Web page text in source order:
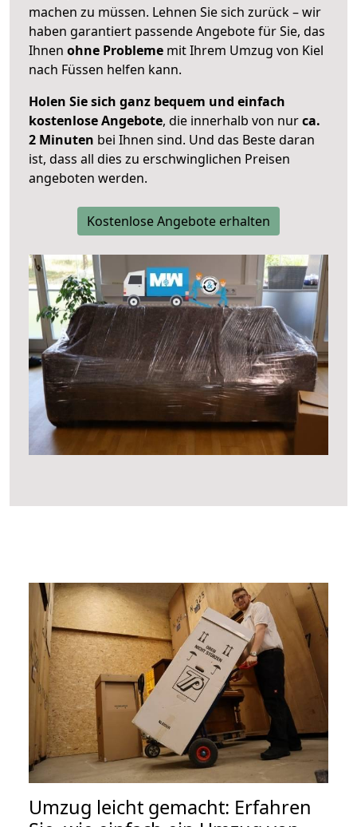
machen zu müssen. Lehnen Sie sich zurück – wir
haben garantiert passende Angebote für Sie, das
Ihnen ohne Probleme mit Ihrem Umzug von Kiel
nach Füssen helfen kann.
Holen Sie sich ganz bequem und einfach
kostenlose Angebote, die innerhalb von nurca.
2 Minuten bei Ihnen sind. Und das Beste daran
ist, dass all dies zu erschwinglichen Preisen
angeboten werden.
Kostenlose Angebote erhalten
Umzug leicht gemacht: Erfahren